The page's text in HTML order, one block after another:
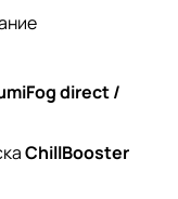
direct /
ChillBooster